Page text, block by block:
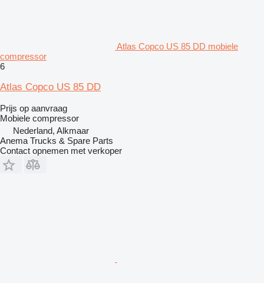
Atlas Copco US 85 DD mobiele
compressor
6
Atlas Copco US 85 DD
Prijs op aanvraag
Mobiele compressor
Nederland, Alkmaar
Anema Trucks & Spare Parts
Contact opnemen met verkoper